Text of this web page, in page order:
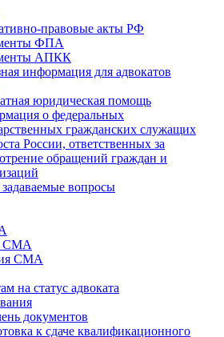
правовые акты РФ
ФПА
АПКК
информация для адвокатов
юридическая помощь
о федеральных
гражданских служащих
России, ответственных за
обращений граждан и
задаваемые вопросы
СМА
СМА
на статус адвоката
документов
к сдаче квалификационного